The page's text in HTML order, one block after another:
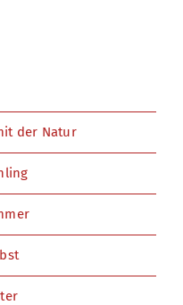
der Natur